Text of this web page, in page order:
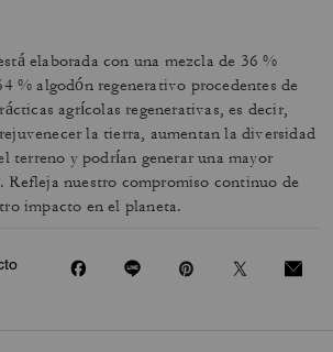
elaborada con una mezcla de 36 %
% algodón regenerativo procedentes de
agrícolas regenerativas, es decir,
la tierra, aumentan la diversidad
terreno y podrían generar una mayor
Refleja nuestro compromiso continuo de
impacto en el planeta.